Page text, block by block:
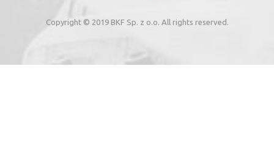
Copyright © 2019 BKF Sp. z o.o. All rights reserved.